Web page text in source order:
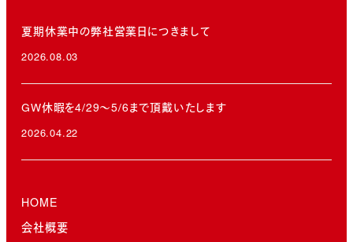
夏期休業中の弊社営業日につきまして
2026.08.03
GW休暇を4/29～5/6まで頂戴いたします
2026.04.22
HOME
会社概要